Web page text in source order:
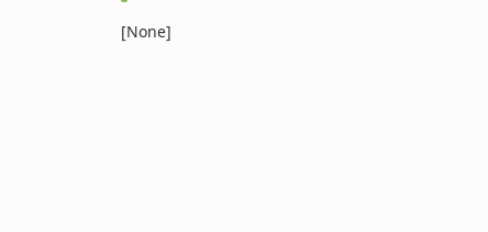
[None]